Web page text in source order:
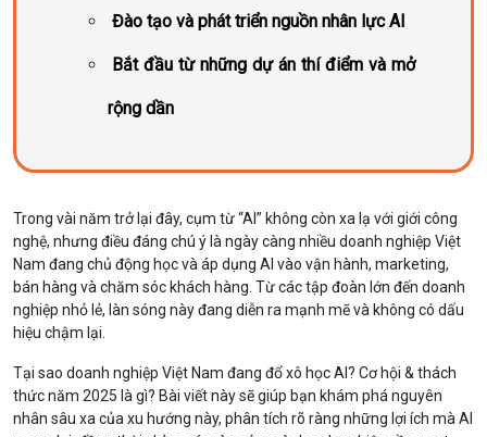
Đào tạo và phát triển nguồn nhân lực AI
Bắt đầu từ những dự án thí điểm và mở
rộng dần
Trong vài năm trở lại đây, cụm từ “AI” không còn xa lạ với giới công
nghệ, nhưng điều đáng chú ý là ngày càng nhiều doanh nghiệp Việt
Nam đang chủ động học và áp dụng AI vào vận hành, marketing,
bán hàng và chăm sóc khách hàng. Từ các tập đoàn lớn đến doanh
nghiệp nhỏ lẻ, làn sóng này đang diễn ra mạnh mẽ và không có dấu
hiệu chậm lại.
Tại sao doanh nghiệp Việt Nam đang đổ xô học AI? Cơ hội & thách
thức năm 2025 là gì? Bài viết này sẽ giúp bạn khám phá nguyên
nhân sâu xa của xu hướng này, phân tích rõ ràng những lợi ích mà AI